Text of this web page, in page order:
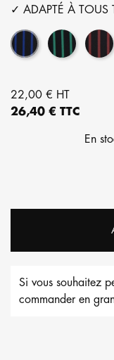
✓ ADAPTÉ À TOUS
Rayure bleueRayure verte
22,00 € HT
26,40 € TTC
En
Si vous souhaitez
commander en